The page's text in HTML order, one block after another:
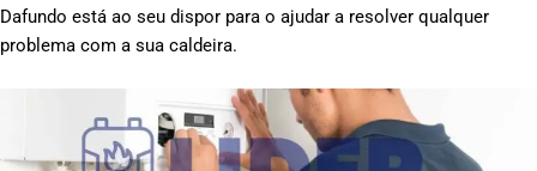
Dafundo está ao seu dispor para o ajudar a resolver qualquer
problema com a sua caldeira.